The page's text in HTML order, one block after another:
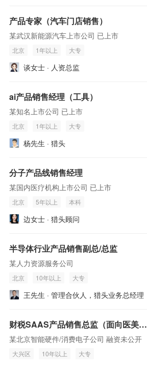
产品专家（汽车门店销售）
某武汉新能源汽车上市公司 已上市
北京 1年以上 大专
谈女士 · 人资总监
ai产品销售经理（工具）
某知名上市公司 已上市
北京 1年以上 大专
杨先生 · 猎头
分子产品线销售经理
某国内医疗机构上市公司 已上市
北京 5年以上 本科
边女士 · 猎头顾问
半导体行业产品销售副总/总监
某人力资源服务公司
北京 10年以上 大专
王先生 · 管理合伙人，猎头业务总经理
财税SAAS产品销售总监（面向医美、大健康行业）
某北京智能硬件/消费电子公司 融资未公开
大兴区 10年以上 大专